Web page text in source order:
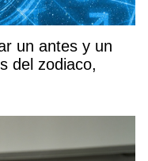
un antes y un
del zodiaco,